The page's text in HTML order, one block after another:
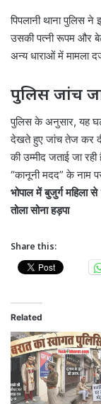
पिपलानी थाना पुलिसने
उसकी पत्नी रूपम और
अन्य धाराओं में मामला
पुलिस जांच
पुलिस के अनुसार, यह
देखते हुए जांच तेज कर दी
की उम्मीद जताई जा
“कानूनी मदद” के नाम
भोपाल में बुजुर्ग
तोला सोना हड़पा
Share this:
Related